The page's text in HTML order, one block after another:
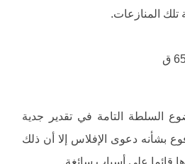
المنازعات.
السلطة التامة في تقدير جدية
بشأنه دعوى الإفلاس إلا أن ذلك